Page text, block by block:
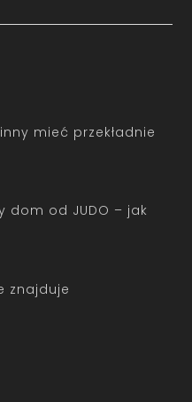
mieć przekładnie
dom od JUDO – jak
znajduje